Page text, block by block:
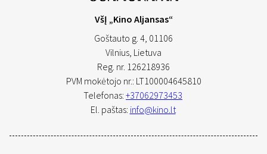
VšĮ „Kino Aljansas“
Goštauto g. 4, 01106
Vilnius, Lietuva
Reg. nr. 126218936
PVM mokėtojo nr.: LT100004645810
Telefonas: +37062973453
El. paštas: info@kino.lt